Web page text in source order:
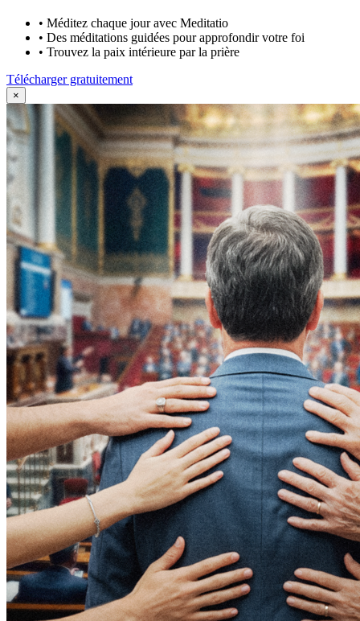
• Méditez chaque jour avec Meditatio
• Des méditations guidées pour approfondir votre foi
• Trouvez la paix intérieure par la prière
Télécharger gratuitement
×